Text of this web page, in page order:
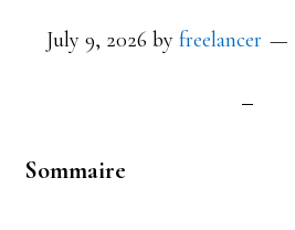
July 9, 2026 by freelancer
Sommaire